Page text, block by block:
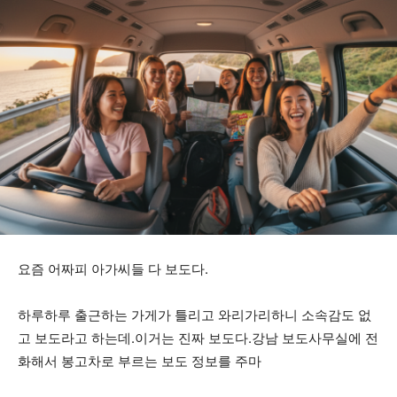
요즘 어짜피 아가씨들 다 보도다.
하루하루 출근하는 가게가 틀리고 와리가리하니 소속감도 없
고 보도라고 하는데.이거는 진짜 보도다.강남 보도사무실에 전
화해서 봉고차로 부르는 보도 정보를 주마